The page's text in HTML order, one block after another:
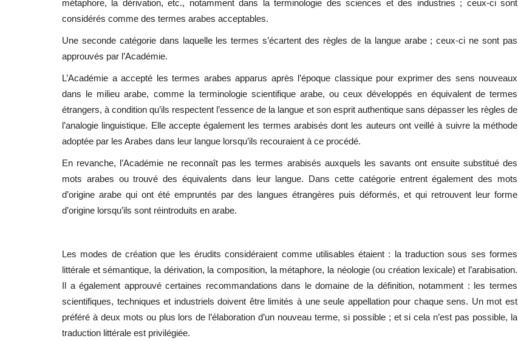
métaphore, la dérivation, etc., notamment dans la terminologie des sciences et des industries ; ceux-ci sont
considérés comme des termes arabes acceptables.
Une seconde catégorie dans laquelle les termes s’écartent des règles de la langue arabe ; ceux-ci ne sont pas
approuvés par l’Académie.
L’Académie a accepté les termes arabes apparus après l’époque classique pour exprimer des sens nouveaux
dans le milieu arabe, comme la terminologie scientifique arabe, ou ceux développés en équivalent de termes
étrangers, à condition qu’ils respectent l’essence de la langue et son esprit authentique sans dépasser les règles de
l’analogie linguistique. Elle accepte également les termes arabisés dont les auteurs ont veillé à suivre la méthode
adoptée par les Arabes dans leur langue lorsqu’ils recouraient à ce procédé.
En revanche, l’Académie ne reconnaît pas les termes arabisés auxquels les savants ont ensuite substitué des
mots arabes ou trouvé des équivalents dans leur langue. Dans cette catégorie entrent également des mots
d’origine arabe qui ont été empruntés par des langues étrangères puis déformés, et qui retrouvent leur forme
d’origine lorsqu’ils sont réintroduits en arabe.
Les modes de création que les érudits considéraient comme utilisables étaient : la traduction sous ses formes
littérale et sémantique, la dérivation, la composition, la métaphore, la néologie (ou création lexicale) et l’arabisation.
Il a également approuvé certaines recommandations dans le domaine de la définition, notamment : les termes
scientifiques, techniques et industriels doivent être limités à une seule appellation pour chaque sens. Un mot est
préféré à deux mots ou plus lors de l’élaboration d’un nouveau terme, si possible ; et si cela n’est pas possible, la
traduction littérale est privilégiée.